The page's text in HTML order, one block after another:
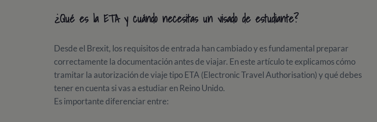
¿Qué es la ETA y cuándo necesitas un visado de estudiante?
Desde el Brexit, los requisitos de entrada han cambiado y es fundamental preparar
correctamente la documentación antes de viajar. En este artículo te explicamos cómo
tramitar la autorización de viaje tipo ETA (Electronic Travel Authorisation) y qué debes
tener en cuenta si vas a estudiar en Reino Unido.
Es importante diferenciar entre: